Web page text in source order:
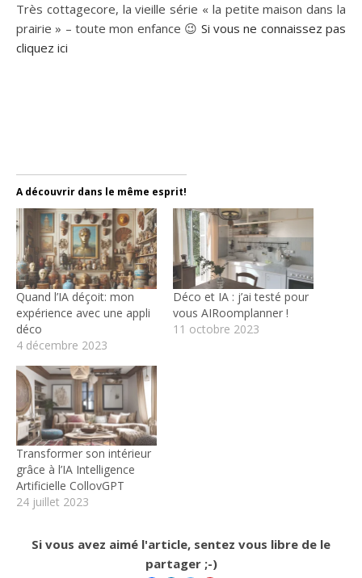
Très cottagecore, la vieille série « la petite maison dans la
prairie » – toute mon enfance 😉 Si vous ne connaissez pas
cliquez ici
A découvrir dans le même esprit!
Quand l’IA déçoit: mon
expérience avec une appli
déco
4 décembre 2023
Déco et IA : j’ai testé pour
vous AIRoomplanner !
11 octobre 2023
Transformer son intérieur
grâce à l’IA Intelligence
Artificielle CollovGPT
24 juillet 2023
Si vous avez aimé l'article, sentez vous libre de le
partager ;-)